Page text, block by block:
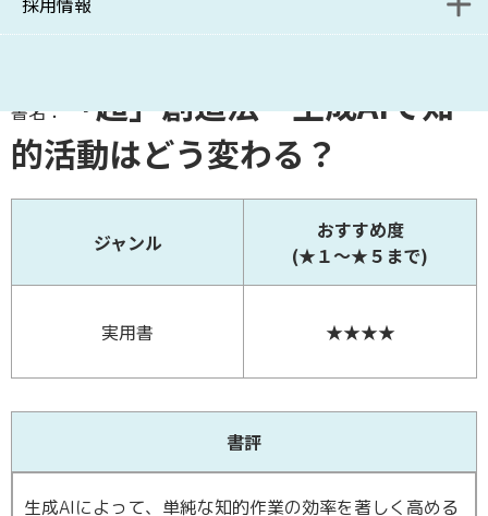
コンサルティング事業部分室
新百合ヶ丘店
関連リンク
書名：「超」創造法 生成AIで知
的活動はどう変わる？
ジャンル
おすすめ度
(★１～★５まで)
実用書 ★★★★
書評
生成AIによって、単純な知的作業の効率を著しく高める